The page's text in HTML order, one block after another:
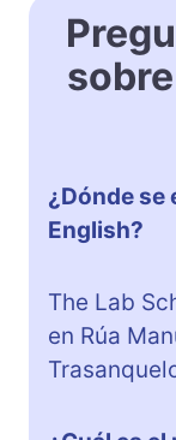
¿Dónde se
English?
The Lab
en Rúa